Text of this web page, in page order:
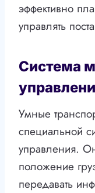
эффективно
управлять
Система
Умные
специальной
управления.
положение
передавать